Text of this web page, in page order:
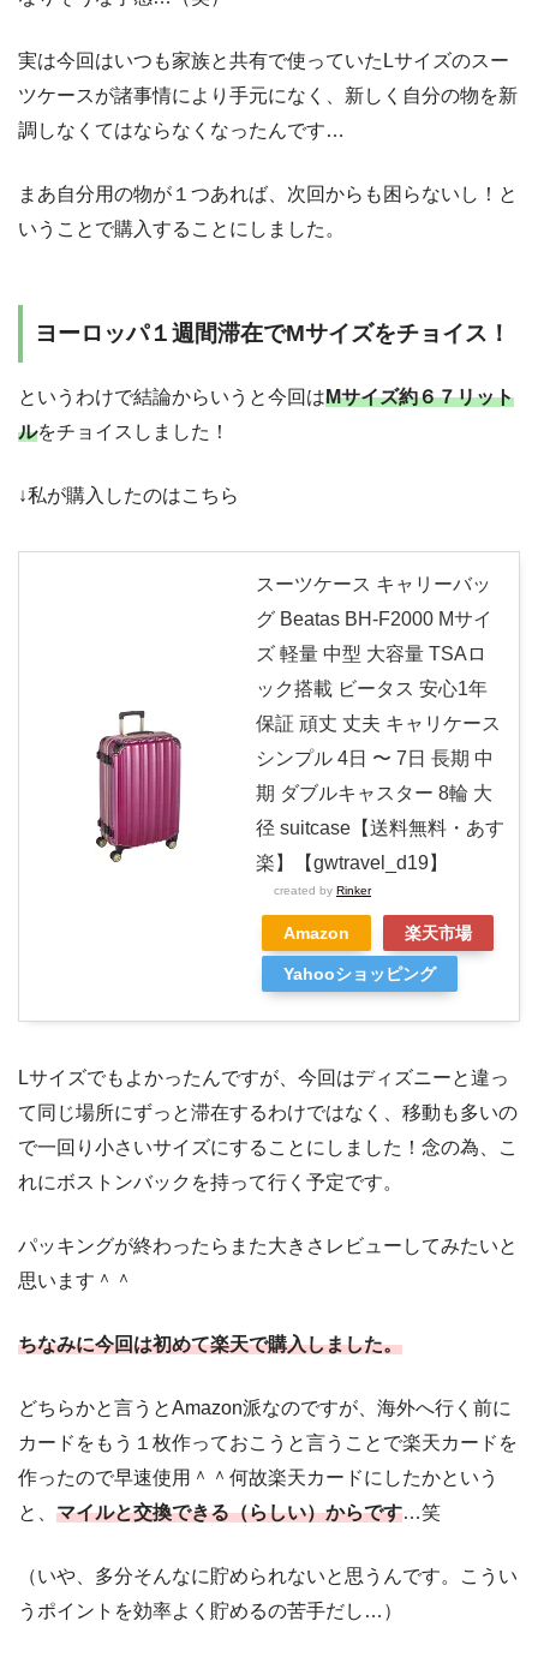
実は今回はいつも家族と共有で使っていたLサイズのスー
ツケースが諸事情により手元になく、新しく自分の物を新
調しなくてはならなくなったんです…
まあ自分用の物が１つあれば、次回からも困らないし！と
いうことで購入することにしました。
ヨーロッパ１週間滞在でMサイズをチョイス！
というわけで結論からいうと今回はMサイズ約６７リット
ルをチョイスしました！
↓私が購入したのはこちら
スーツケース キャリーバッ
グ Beatas BH-F2000 Mサイ
ズ 軽量 中型 大容量 TSAロ
ック搭載 ビータス 安心1年
保証 頑丈 丈夫 キャリケース
シンプル 4日 〜 7日 長期 中
期 ダブルキャスター 8輪 大
径 suitcase【送料無料・あす
楽】【gwtravel_d19】
created by Rinker
Amazon 楽天市場
Yahooショッピング
Lサイズでもよかったんですが、今回はディズニーと違っ
て同じ場所にずっと滞在するわけではなく、移動も多いの
で一回り小さいサイズにすることにしました！念の為、こ
れにボストンバックを持って行く予定です。
パッキングが終わったらまた大きさレビューしてみたいと
思います＾＾
ちなみに今回は初めて楽天で購入しました。
どちらかと言うとAmazon派なのですが、海外へ行く前に
カードをもう１枚作っておこうと言うことで楽天カードを
作ったので早速使用＾＾何故楽天カードにしたかという
と、 マイルと交換できる（らしい）からです…笑
（いや、多分そんなに貯められないと思うんです。こうい
うポイントを効率よく貯めるの苦手だし…）